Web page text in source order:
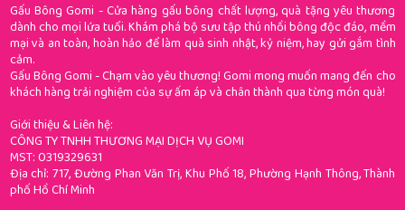
Gấu Bông Gomi - Cửa hàng gấu bông chất lượng, quà tặng yêu thương
dành cho mọi lứa tuổi. Khám phá bộ sưu tập thú nhồi bông độc đáo, mềm
mại và an toàn, hoàn hảo để làm quà sinh nhật, kỷ niệm, hay gửi gắm tình
cảm.
Gấu Bông Gomi - Chạm vào yêu thương! Gomi mong muốn mang đến cho
khách hàng trải nghiệm của sự ấm áp và chân thành qua từng món quà!
Giới thiệu & Liên hệ:
CÔNG TY TNHH THƯƠNG MẠI DỊCH VỤ GOMI
MST: 0319329631
Địa chỉ: 717, Đường Phan Văn Trị, Khu Phố 18, Phường Hạnh Thông, Thành
phố Hồ Chí Minh